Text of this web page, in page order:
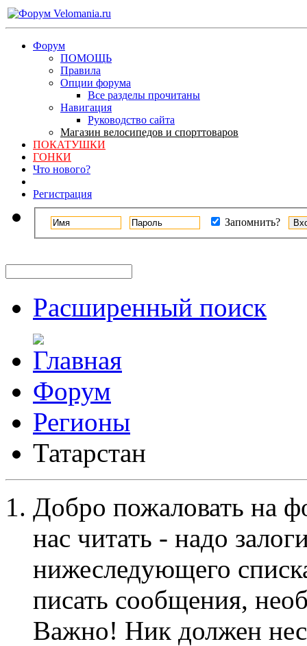
Форум
ПОМОЩЬ
Правила
Опции форума
Все разделы прочитаны
Навигация
Руководство сайта
Магазин велосипедов и спорттоваров
ПОКАТУШКИ
ГОНКИ
Что нового?
Регистрация
Запомнить?
Расширенный поиск
Форум
Регионы
Татарстан
Добро пожаловать на
нас читать - надо
нижеследующего
писать сообщения,
Важно! Ник должен